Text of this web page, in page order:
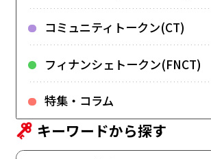
コミュニティトークン(CT)
フィナンシェトークン(FNCT)
特集・コラム
キーワードから探す